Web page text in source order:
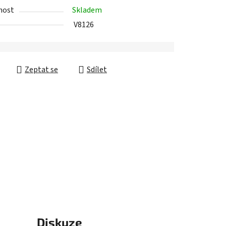
Skladem
V8126
Zeptat se Sdílet
Diskuze